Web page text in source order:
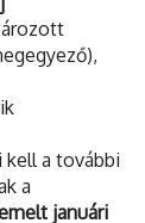
kell a további
a
januári